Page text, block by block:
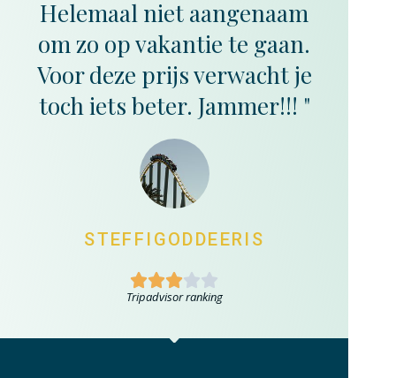
Helemaal niet aangenaam
om zo op vakantie te gaan.
Voor deze prijs verwacht je
toch iets beter. Jammer!!! "
STEFFIGODDEERIS

Tripadvisor ranking